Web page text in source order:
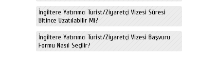
İngiltere Yatırımcı Turist/Ziyaretçi Vizesi Süresi
Bitince Uzatılabilir Mi?
İngiltere Yatırımcı Turist/Ziyaretçi Vizesi Başvuru
Formu Nasıl Seçilir?